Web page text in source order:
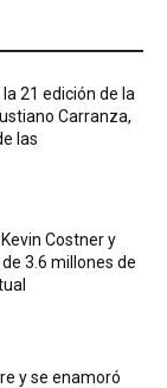
21 edición de la
Carranza,
las
Costner y
3.6 millones de
y se enamoró